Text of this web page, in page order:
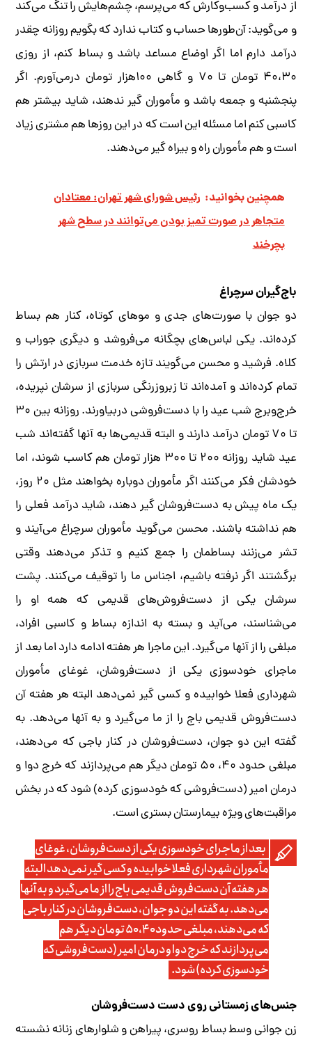
از درآمد و کسب‌وکارش که می‌پرسم، چشم‌هایش را تنگ می‌کند
و می‌گوید: آن‌طورها حساب و کتاب ندارد که بگویم روزانه چقدر
درآمد دارم اما اگر اوضاع مساعد باشد و بساط کنم، از روزی
۴۰،۳۰ تومان تا ۷۰ و گاهی ۱۰۰‌هزار تومان درمی‌آورم. اگر
پنجشنبه و جمعه باشد و مأموران‌ گیر ندهند، شاید بیشتر هم
کاسبی کنم اما مسئله این است که در این روزها هم مشتری زیاد
است و هم مأموران راه و بیراه‌ گیر می‌دهند.
همچنین بخوانید: رئیس شورای شهر تهران: معتادان
متجاهر در صورت تمیز بودن می‌توانند در سطح شهر
بچرخند
باج‌گیران سرچراغ
دو جوان با صورت‌های جدی و موهای کوتاه، کنار هم بساط
کرده‌اند. یکی لباس‌های بچگانه می‌فروشد و دیگری جوراب و
کلاه. فرشید و محسن می‌گویند تازه خدمت سربازی در ارتش را
تمام کرده‌اند و آمده‌اند تا زبروزرنگی سربازی از سرشان نپریده،
خرج‌وبرج شب عید را با دست‌فروشی دربیاورند. روزانه بین ۳۰
تا ۷۰ تومان درآمد دارند و البته قدیمی‌ها به آنها گفته‌اند شب
عید شاید روزانه ۲۰۰ تا ۳۰۰‌ هزار تومان هم کاسب شوند، اما
خودشان فکر می‌کنند اگر مأموران دوباره بخواهند مثل ۲۰ روز،
یک ماه پیش به دست‌فروشان‌ گیر دهند، شاید درآمد فعلی را
هم نداشته باشند. محسن می‌گوید مأموران سرچراغ می‌آیند و
تشر می‌زنند بساطمان را جمع کنیم و تذکر می‌دهند وقتی
برگشتند اگر نرفته باشیم، اجناس ما را توقیف می‌کنند. پشت
سرشان یکی از دست‌فروش‌های قدیمی که همه او را
می‌شناسند، می‌آید و بسته به اندازه بساط و کاسبی افراد،
مبلغی را از آنها می‌گیرد. این ماجرا هر هفته ادامه دارد اما بعد از
ماجرای خودسوزی یکی از دست‌فروشان، غوغای مأموران
شهرداری فعلا خوابیده و کسی ‌گیر نمی‌دهد البته هر هفته آن
دست‌فروش قدیمی باج را از ما می‌گیرد و به آنها می‌دهد. به
گفته این دو جوان، دست‌فروشان در کنار باجی که می‌دهند،
مبلغی حدود ۴۰، ۵۰ تومان دیگر هم می‌پردازند که خرج دوا و
درمان امیر (دست‌فروشی که خودسوزی کرده) شود که در بخش
مراقبت‌های ویژه بیمارستان بستری است.
بعد از ماجرای خودسوزی یکی از دست‌فروشان، غوغای
مأموران شهرداری فعلا خوابیده و کسی ‌گیر نمی‌دهد البته
هر هفته آن دست‌فروش قدیمی باج را از ما می‌گیرد و به آنها
می‌دهد. به گفته این دو جوان، دست‌فروشان در کنار باجی
که می‌دهند، مبلغی حدود ۴۰، ۵۰ تومان دیگر هم
می‌پردازند که خرج دوا و درمان امیر (دست‌فروشی که
خودسوزی کرده) شود.
جنس‌های زمستانی روی دست دست‌فروشان
زن جوانی وسط بساط روسری، پیراهن و شلوارهای زنانه نشسته